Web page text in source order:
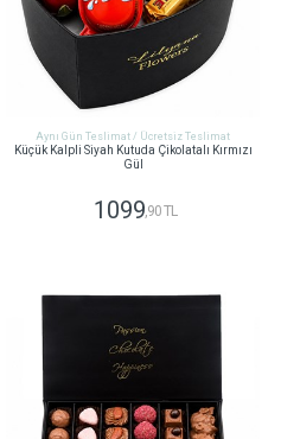
Aynı Gün Teslimat / Ücretsiz Teslimat
Küçük Kalpli Siyah Kutuda Çikolatalı Kırmızı
Gül
1099 ,90 TL